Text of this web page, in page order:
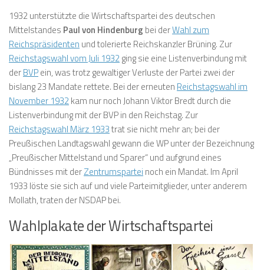
1932 unterstützte die Wirtschaftspartei des deutschen
Mittelstandes Paul von Hindenburg bei derWahl zum
Reichspräsidenten und tolerierte Reichskanzler Brüning. Zur
Reichstagswahl vom Juli 1932ging sie eine Listenverbindung mit
derBVPein, was trotz gewaltiger Verluste der Partei zwei der
bislang 23 Mandate rettete. Bei der erneuten Reichstagswahl im
November 1932kam nur noch Johann Viktor Bredt durch die
Listenverbindung mit der BVP in den Reichstag. Zur
Reichstagswahl März 1933trat sie nicht mehr an; bei der
Preußischen Landtagswahl gewann die WP unter der Bezeichnung
„Preußischer Mittelstand und Sparer“ und aufgrund eines
Bündnisses mit derZentrumspartei noch ein Mandat. Im April
1933 löste sie sich auf und viele Parteimitglieder, unter anderem
Mollath, traten der NSDAP bei.
Wahlplakate der Wirtschaftspartei